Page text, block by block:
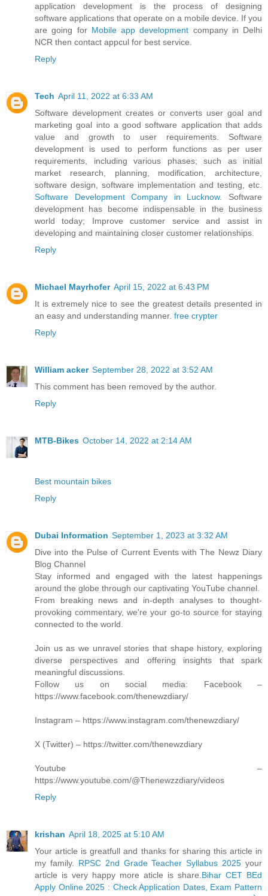
application development is the process of designing
software applications that operate on a mobile device. If you
are going for Mobile app development company in Delhi
NCR then contact appcul for best service.
Reply
Tech April 11, 2022 at 6:33 AM
Software development creates or converts user goal and
marketing goal into a good software application that adds
value and growth to user requirements. Software
development is used to perform functions as per user
requirements, including various phases; such as initial
market research, planning, modification, architecture,
software design, software implementation and testing, etc.
Software Development Company in Lucknow. Software
development has become indispensable in the business
world today; Improve customer service and assist in
developing and maintaining closer customer relationships.
Reply
Michael Mayrhofer April 15, 2022 at 6:43 PM
It is extremely nice to see the greatest details presented in
an easy and understanding manner. free crypter
Reply
William acker September 28, 2022 at 3:52 AM
This comment has been removed by the author.
Reply
MTB-Bikes October 14, 2022 at 2:14 AM
Best mountain bikes
Reply
Dubai Information September 1, 2023 at 3:32 AM
Dive into the Pulse of Current Events with The Newz Diary
Blog Channel
Stay informed and engaged with the latest happenings
around the globe through our captivating YouTube channel.
From breaking news and in-depth analyses to thought-
provoking commentary, we're your go-to source for staying
connected to the world.
Join us as we unravel stories that shape history, exploring
diverse perspectives and offering insights that spark
meaningful discussions.
Follow us on social media: Facebook –
https://www.facebook.com/thenewzdiary/
Instagram – https://www.instagram.com/thenewzdiary/
X (Twitter) – https://twitter.com/thenewzdiary
Youtube –
https://www.youtube.com/@Thenewzzdiary/videos
Reply
krishan April 18, 2025 at 5:10 AM
Your article is greatfull and thanks for sharing this article in
my family. RPSC 2nd Grade Teacher Syllabus 2025 your
article is very happy more aticle is share.Bihar CET BEd
Apply Online 2025 : Check Application Dates, Exam Pattern